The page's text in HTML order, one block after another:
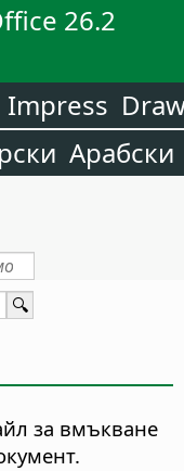
26.2
Impress
Арабски
за вмъкване